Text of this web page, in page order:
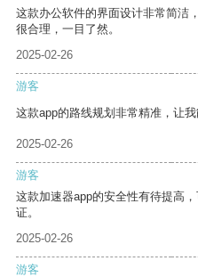
这款办公软件的界面设计非常简洁
很合理，一目了然。
2025-02-26
游客
这款app的路线规划非常精准，让我
2025-02-26
游客
这款加速器app的安全性有待提高
证。
2025-02-26
游客